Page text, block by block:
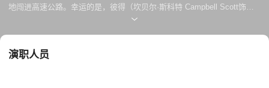
地闯进高速公路。幸运的是，彼得（坎贝尔·斯科特 Campbell Scott饰）
父子救下了它。当两父子把这个小家伙带回家时，儿子赞恩（亚历克斯·迈
大，赞恩必须要让他的这个动物朋友回归到自然中。于是他带着杜玛只身
演职人员